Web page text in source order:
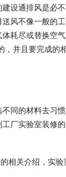
设通排风是必
风不像一般的
耗尽或替换空
并且要完成的
同的材料去习
厂实验室装修
相关介绍，实